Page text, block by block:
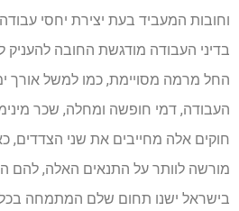
וחובות המעביד בעת יצירת יחסי עבודה
בדיני העבודה מודגשת החובה להעניק
החל מרמה מסויימת, כמו למשל אורך
העבודה, דמי חופשה ומחלה, שכר
חוקים אלה מחייבים את שני הצדדים,
מורשה לוותר על התנאים האלה, להם
בישראל ישנו תחום שלם המתמחה בכל